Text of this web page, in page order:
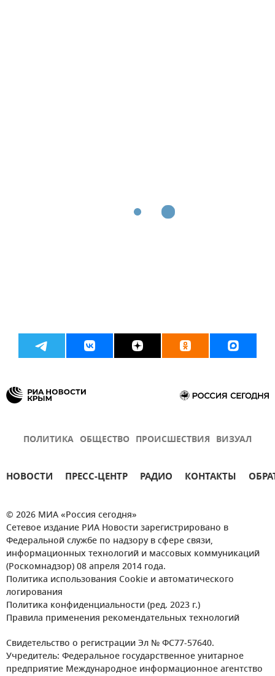
ПОЛИТИКА ОБЩЕСТВО ПРОИСШЕСТВИЯ ВИЗУАЛ
НОВОСТИ ПРЕСС-ЦЕНТР РАДИО КОНТАКТЫ
© 2026 МИА «Россия сегодня»
Сетевое издание РИА Новости зарегистрировано в
Федеральной службе по надзору в сфере связи,
информационных технологий и массовых коммуникаций
(Роскомнадзор) 08 апреля 2014 года.
Политика использования Cookie и автоматического
логирования
Политика конфиденциальности (ред. 2023 г.)
Правила применения рекомендательных технологий
Свидетельство о регистрации Эл № ФС77-57640.
Учредитель: Федеральное государственное унитарное
предприятие Международное информационное агентство